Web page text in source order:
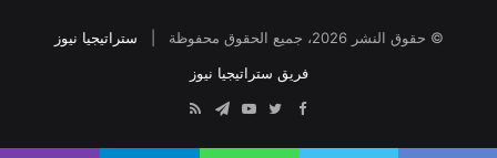
© حقوق النشر 2026، جميع الحقوق محفوظة |
ستراتيجيا نيوز
فريق ستراتيجيا نيوز
Facebook
Twitter
YouTube
Telegram
RSS